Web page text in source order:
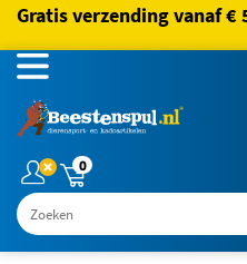
Gratis verzending vanaf €
0
Zoeken